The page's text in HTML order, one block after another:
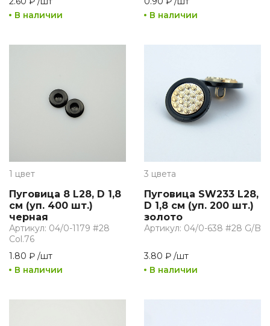
В наличии
В наличии
1 цвет
Пуговица 8 L28, D 1,8
см (уп. 400 шт.)
черная
Артикул: 04/0-1179 #28
Col.76
1.80 ₽ /шт
В наличии
3 цвета
Пуговица SW233 L28,
D 1,8 см (уп. 200 шт.)
золото
Артикул: 04/0-638 #28 G/B
3.80 ₽ /шт
В наличии